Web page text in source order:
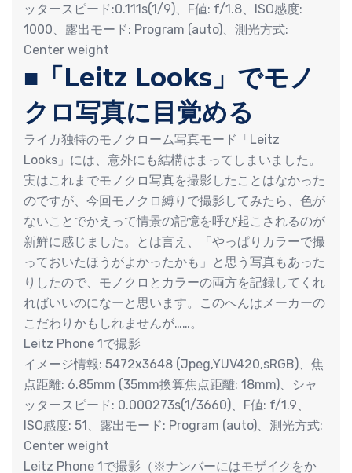
ッタースピード:0.111s(1/9)、F値: f/1.8、ISO感度:
1000、露出モード: Program (auto)、測光方式:
Center weight
■「Leitz Looks」でモノ
クロ写真に目覚める
ライカ独特のモノクローム写真モード「Leitz
Looks」には、意外にも結構はまってしまいました。
実はこれまでモノクロ写真を撮影したことはなかった
のですが、今回モノクロ縛りで撮影してみたら、色が
ないことでかえって情景の記憶を呼び起こされるのが
新鮮に感じました。とは言え、「やっぱりカラーで撮
っておいたほうがよかったかも」と思う写真もあった
りしたので、モノクロとカラーの両方を記録してくれ
ればいいのになーと思います。このへんはメーカーの
こだわりかもしれませんが……。
Leitz Phone 1で撮影
イメージ情報: 5472x3648 (Jpeg,YUV420,sRGB)、焦
点距離: 6.85mm (35mm換算焦点距離: 18mm)、シャ
ッタースピード: 0.000273s(1/3660)、F値: f/1.9、
ISO感度: 51、露出モード: Program (auto)、測光方式:
Center weight
Leitz Phone 1で撮影（※ナンバーにはモザイクをか